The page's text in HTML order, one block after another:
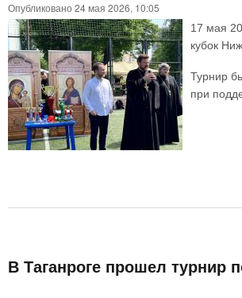
Опубликовано 24 мая 2026, 10:05
17 мая
кубок
Турнир
при
В Таганроге прошел